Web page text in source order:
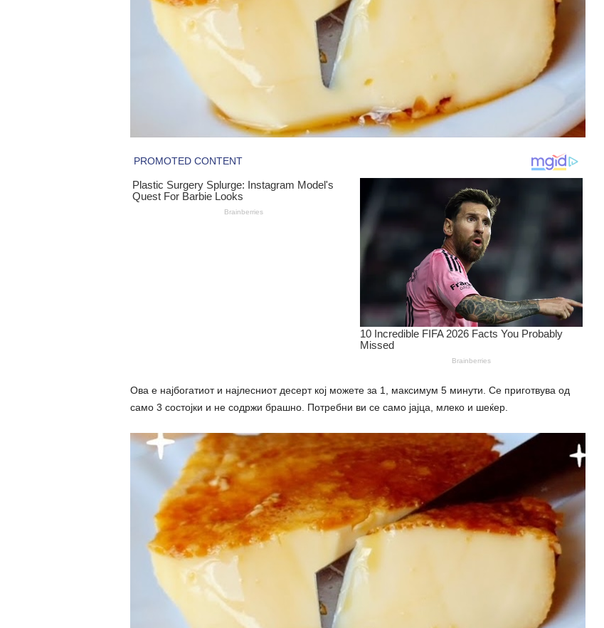
Ова е најбогатиот и најлесниот десерт кој можете за 1, максимум 5 минути. Се приготвува од
само 3 состојки и не содржи брашно. Потребни ви се само јајца, млеко и шеќер.